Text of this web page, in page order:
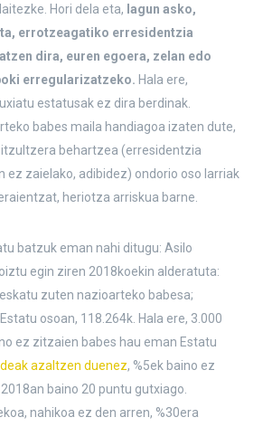
Hori dela eta, lagun asko,
errotzeagatiko erresidentzia
dira, euren egoera, zelan edo
erregularizatzeko. Hala ere,
estatusak ez dira berdinak.
babes maila handiagoa izaten dute,
behartzea (erresidentzia
ez zaielako, adibidez) ondorio oso larriak
heriotza arriskua barne.
batzuk eman nahi ditugu: Asilo
egin ziren 2018koekin alderatuta:
zuten nazioarteko babesa;
osoan, 118.264k. Hala ere, 3.000
ez zitzaien babes hau eman Estatu
azaltzen duenez, %5ek baino ez
baino 20 puntu gutxiago.
nahikoa ez den arren, %30era